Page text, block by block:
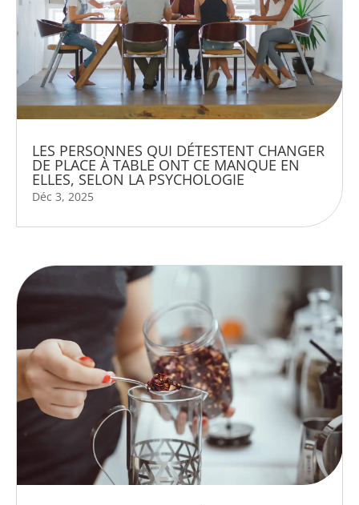
LES PERSONNES QUI DÉTESTENT CHANGER
DE PLACE À TABLE ONT CE MANQUE EN
ELLES, SELON LA PSYCHOLOGIE
Déc 3, 2025